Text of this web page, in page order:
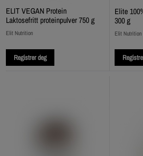
ELIT VEGAN Protein
Laktosefritt proteinpulver 750 g
Elit Nutrition
Registrer deg
Elite
300 g
Elit Nutrition